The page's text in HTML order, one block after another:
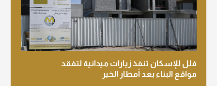
فلل للإسكان تنفذ زيارات ميدانية لتفقد
مواقع البناء بعد أمطار الخير